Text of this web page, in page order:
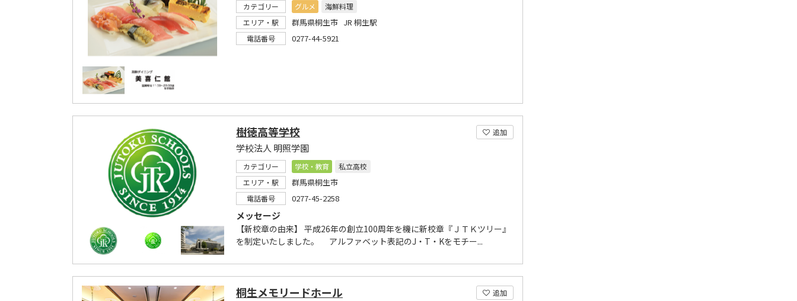
カテゴリー グルメ
海鮮料理
エリア・駅
群馬県桐生市 JR 桐生駅
電話番号 0277-44-5921
追加
樹徳高等学校
学校法人 明照学園
カテゴリー 学校・教育
私立高校
エリア・駅
群馬県桐生市
電話番号 0277-45-2258
メッセージ
【新校章の由来】 平成26年の創立100周年を機に新校章『ＪＴＫツリー』
を制定いたしました。 アルファベット表記のJ・T・Kをモチー...
追加
桐生メモリードホール